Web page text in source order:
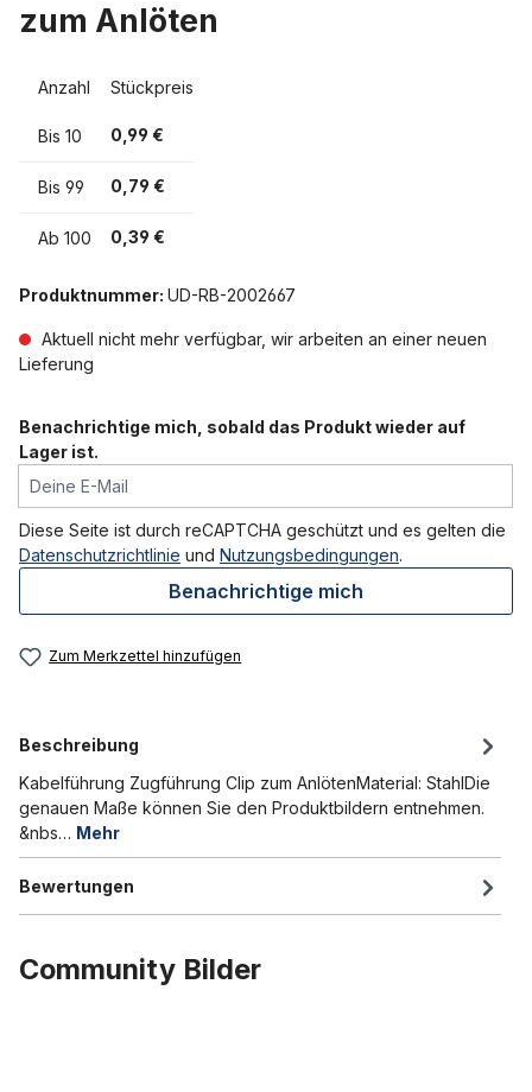
zum Anlöten
Anzahl Stückpreis
Bis 10 0,99 €
Bis 99 0,79 €
Ab 100 0,39 €
Produktnummer: UD-RB-2002667
Aktuell nicht mehr verfügbar, wir arbeiten an einer neuen
Lieferung
Benachrichtige mich, sobald das Produkt wieder auf
Lager ist.
Deine E-Mail
Diese Seite ist durch reCAPTCHA geschützt und es gelten die
Datenschutzrichtlinie und Nutzungsbedingungen.
Benachrichtige mich
Zum Merkzettel hinzufügen
Beschreibung
Kabelführung Zugführung Clip zum AnlötenMaterial: StahlDie
genauen Maße können Sie den Produktbildern entnehmen.
&nbs… Mehr
Bewertungen
Community Bilder